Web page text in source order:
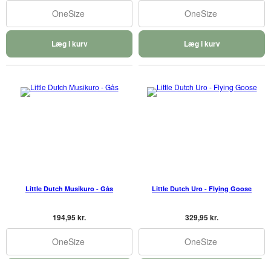
OneSize
Læg i kurv
OneSize
Læg i kurv
Little Dutch Musikuro - Gås
194,95 kr.
OneSize
Little Dutch Uro - Flying Goose
329,95 kr.
OneSize